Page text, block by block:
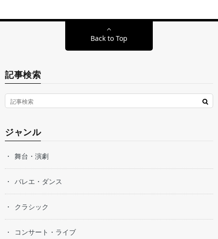
Back to Top
記事検索
ジャンル
舞台・演劇
バレエ・ダンス
クラシック
コンサート・ライブ